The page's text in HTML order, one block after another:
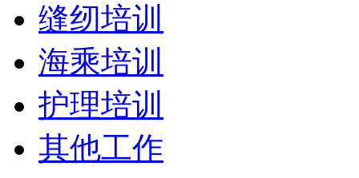
缝纫培训
海乘培训
护理培训
其他工作